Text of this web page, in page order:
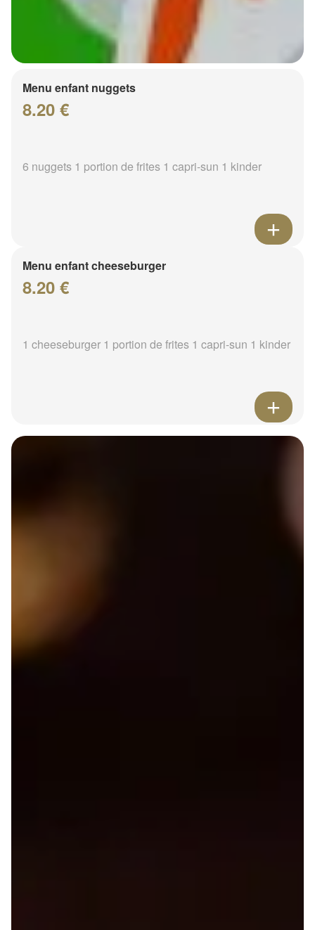
Menu enfant nuggets
8.20 €
6 nuggets 1 portion de frites 1 capri-sun 1 kinder
Menu enfant cheeseburger
8.20 €
1 cheeseburger 1 portion de frites 1 capri-sun 1 kinder